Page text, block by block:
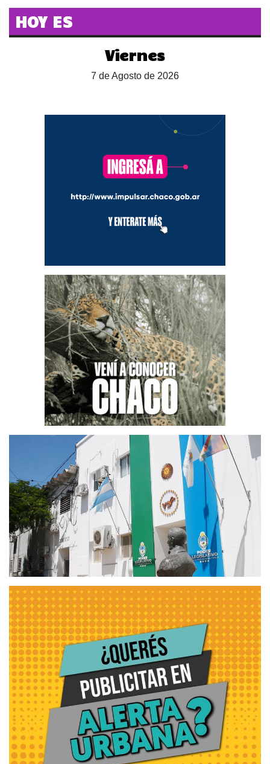
HOY ES
Viernes
7 de Agosto de 2026